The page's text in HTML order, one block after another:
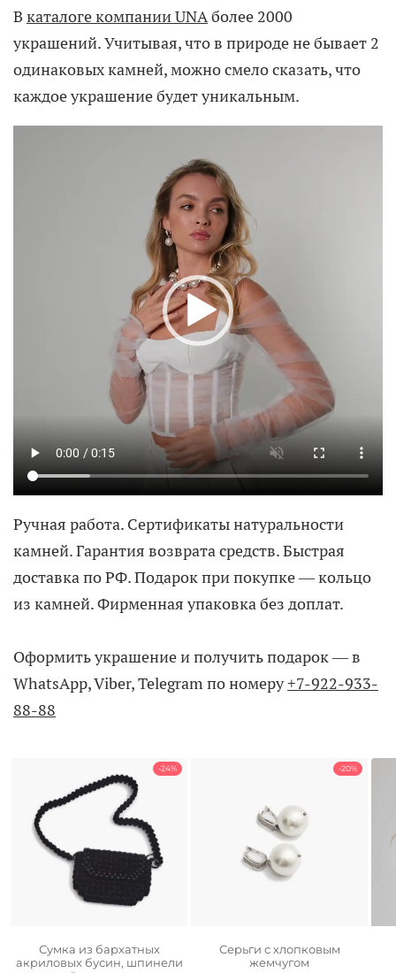
В каталоге компании UNAболее 2000
украшений. Учитывая, что в природе не бывает 2
одинаковых камней, можно смело сказать, что
каждое украшение будет уникальным.
Ручная работа. Сертификаты натуральности
камней. Гарантия возврата средств. Быстрая
доставка по РФ. Подарок при покупке — кольцо
из камней. Фирменная упаковка без доплат.
Оформить украшение и получить подарок — в
WhatsApp, Viber, Telegram по номеру+7-922-933-
88-88
-24%
Сумка из бархатных
акриловых бусин, шпинели
-20%
Серьги с хлопковым
жемчугом